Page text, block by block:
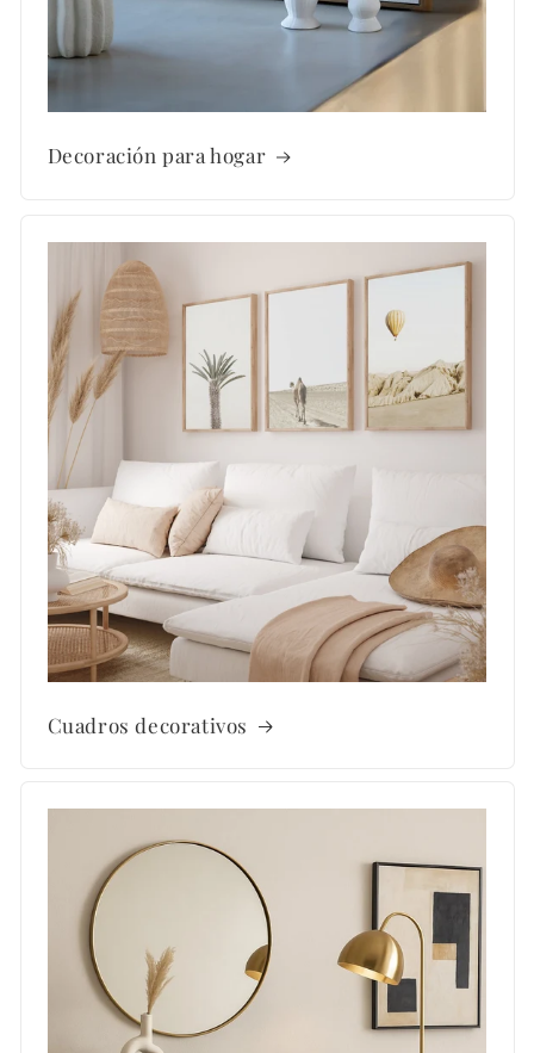
Decoración para hogar
Cuadros decorativos